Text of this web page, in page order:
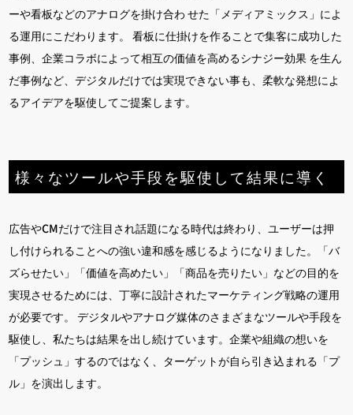
ーや看板などのアナログを掛け合わ せた「メディアミックス」によ
る運用にこだわります。 看板に仕掛けを作ることで集客に成功した
事例、企業コラボによって相互の価値を高めるシナジー効果 を生ん
だ事例など、デジタルだけでは実現できない事も、柔軟な発想によ
るアイデアを駆使してご提案します。
様々なツールや手段を駆使して結果に導く
広告やCMだけで注目され話題になる時代は終わり、ユーザーは押
し付けられることへの強い違和感を感じるようになりました。「バ
ズらせたい」「価値を高めたい」「商品を売りたい」などの目的を
実現させるためには、丁寧に設計されたマーケティング戦略の運用
が必要です。 デジタルやアナログ媒体のさまざまなツールや手段を
駆使し、私たちは結果を出し続けています。企業や組織の想いを
「プッシュ」するのではなく、ターゲットが自ら引き込まれる「プ
ル」を演出します。